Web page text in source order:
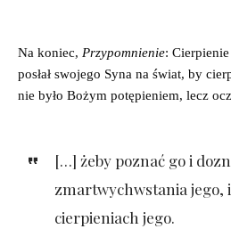
Na koniec, Przypomnienie:
posłał swojego Syna na świat, by
nie było Bożym potępieniem, lecz
[…] żeby poznać go i
zmartwychwstania jego,
cierpieniach jego.